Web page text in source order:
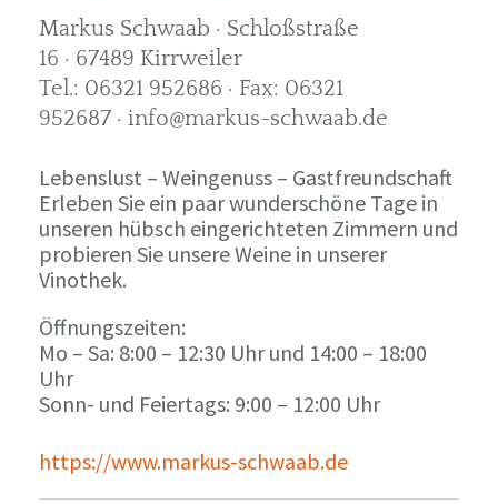
Markus Schwaab · Schloßstraße
16 · 67489 Kirrweiler
Tel.: 06321 952686 · Fax: 06321
952687 · info@markus-schwaab.de
Lebenslust – Weingenuss – Gastfreundschaft
Erleben Sie ein paar wunderschöne Tage in
unseren hübsch eingerichteten Zimmern und
probieren Sie unsere Weine in unserer
Vinothek.
Öffnungszeiten:
Mo – Sa: 8:00 – 12:30 Uhr und 14:00 – 18:00
Uhr
Sonn- und Feiertags: 9:00 – 12:00 Uhr
https://www.markus-schwaab.de